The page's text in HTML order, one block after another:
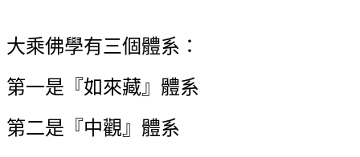
大乘佛學有三個體系：
第一是『如來藏』體系
第二是『中觀』體系